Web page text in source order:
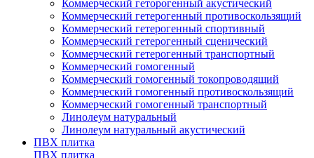
Коммерческий геторогенный акустический
Коммерческий гетерогенный противоскользящий
Коммерческий гетерогенный спортивный
Коммерческий гетерогенный сценический
Коммерческий гетерогенный транспортный
Коммерческий гомогенный
Коммерческий гомогенный токопроводящий
Коммерческий гомогенный противоскользящий
Коммерческий гомогенный транспортный
Линолеум натуральный
Линолеум натуральный акустический
ПВХ плитка
ПВХ плитка